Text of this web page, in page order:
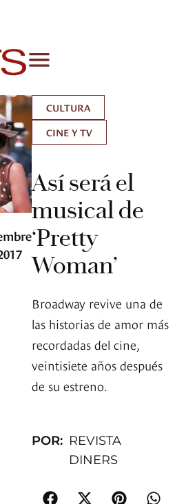
CULTURA
CINE Y TV
Así será el
musical de
‘Pretty
Woman’
Broadway revive una de
las historias de amor más
recordadas del cine,
veintisiete años después
de su estreno.
POR: REVISTA
DINERS